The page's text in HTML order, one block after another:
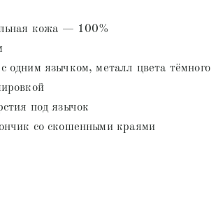
кожа — 100%
одним язычком, металл цвета тёмного
под язычок
со скошенными краями